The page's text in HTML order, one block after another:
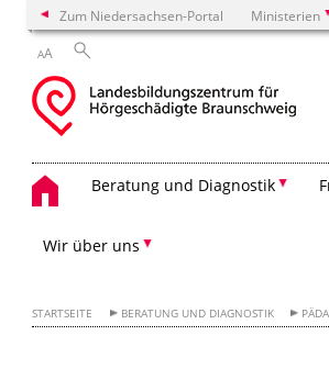
Zum Niedersachsen-Portal Ministerien
AA
Beratung und Diagnostik
Wir über uns
STARTSEITE BERATUNG UND DIAGNOSTIK